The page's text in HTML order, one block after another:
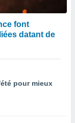
font
datant de
pour mieux